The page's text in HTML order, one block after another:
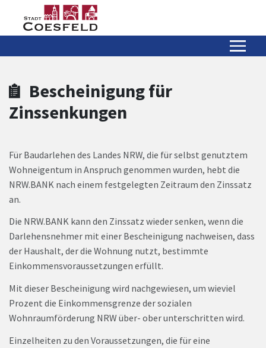
Zum Header
Zum Hauptinhalt
Zum Footer
Zum Hauptinhalt springen
Bescheinigung für
Zinssenkungen
Für Baudarlehen des Landes NRW, die für selbst genutztem
Wohneigentum in Anspruch genommen wurden, hebt die
NRW.BANK nach einem festgelegten Zeitraum den Zinssatz
an.
Die NRW.BANK kann den Zinssatz wieder senken, wenn die
Darlehensnehmer mit einer Bescheinigung nachweisen, dass
der Haushalt, der die Wohnung nutzt, bestimmte
Einkommensvoraussetzungen erfüllt.
Mit dieser Bescheinigung wird nachgewiesen, um wieviel
Prozent die Einkommensgrenze der sozialen
Wohnraumförderung NRW über- ober unterschritten wird.
Einzelheiten zu den Voraussetzungen, die für eine